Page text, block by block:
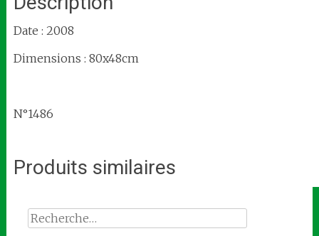
Date : 2008
Dimensions : 80x48cm
N°1486
Produits similaires
Rechercher :